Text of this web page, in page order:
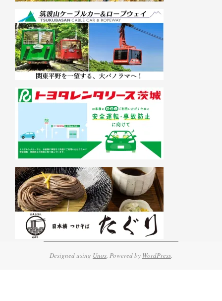
Designed using Unos. Powered by WordPress.